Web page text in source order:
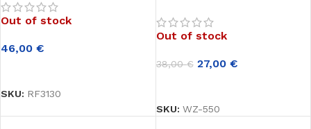
Out of stock
46,00 €
SKU: RF3130
Out of stock
38,00€ 27,00 €
SKU: WZ-550